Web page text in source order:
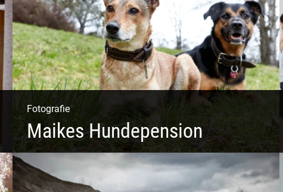
Fotografie
Maikes Hundepension
Tierisch lebendiges Shooting